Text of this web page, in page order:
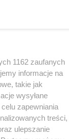
1162 zaufanych
informacje na
takie jak
wysyłane
zapewniania
treści,
ulepszanie